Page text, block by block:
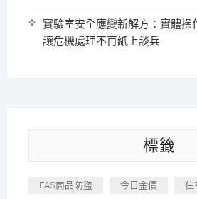
實驗室安全應變新解方：實體操
讓危機處理不再紙上談兵
標籤
EAS商品防盜 今日金價 住